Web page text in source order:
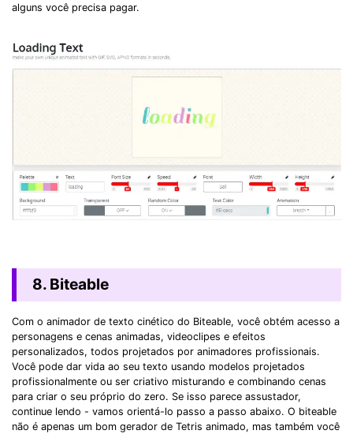
alguns você precisa pagar.
8. Biteable
Com o animador de texto cinético do Biteable, você obtém acesso a
personagens e cenas animadas, videoclipes e efeitos
personalizados, todos projetados por animadores profissionais.
Você pode dar vida ao seu texto usando modelos projetados
profissionalmente ou ser criativo misturando e combinando cenas
para criar o seu próprio do zero. Se isso parece assustador,
continue lendo - vamos orientá-lo passo a passo abaixo. O biteable
não é apenas um bom gerador de Tetris animado, mas também você